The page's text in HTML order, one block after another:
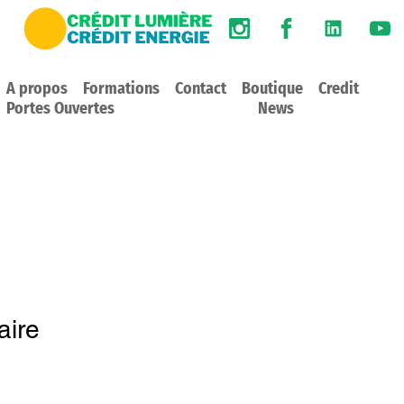
A propos Formations Contact Boutique
Credit
Portes Ouvertes
News